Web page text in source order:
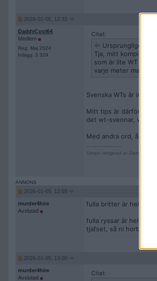
2026-01-05, 12:33
DaddyCool64
Medlem
Reg: Maj 2024
Inlägg: 3 329
Citat:
Ursprungligen
Tja, mitt
som är lite WT är
varje meter man går?
Svenska WTs är
Mitt tips är därför att
det wt-svennar, wt-
Med andra ord, åk
Senast redigerad av
2026-01-05, 12:59
murder4hire
Avslutad
fulla britter är
fulla ryssar är helt
tjafset, så ni horbarn
2026-01-05, 13:00
murder4hire
Avslutad
Citat: